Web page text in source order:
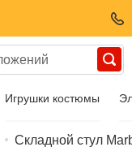
Игрушки костюмы
Складной стул